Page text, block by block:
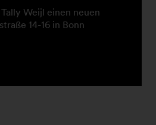
Weijl einen neuen
14-16 in Bonn